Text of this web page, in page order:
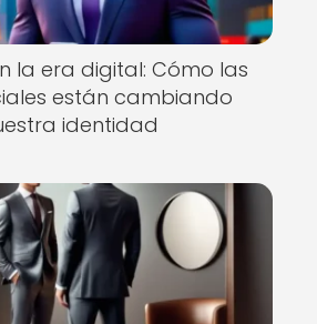
la era digital: Cómo las
están cambiando
identidad